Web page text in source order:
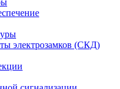
электрозамков (СКД)